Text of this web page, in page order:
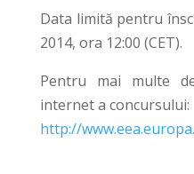
Data limită pentru
2014, ora 12:00 (CET).
Pentru mai multe
internet a concursului:
http://